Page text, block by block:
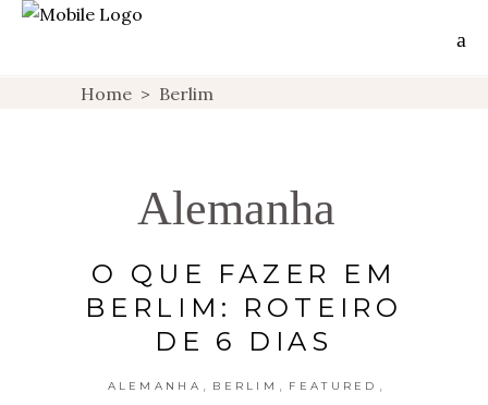
Home > Berlim
Alemanha
O QUE FAZER EM
BERLIM: ROTEIRO
DE 6 DIAS
ALEMANHA BERLIM FEATURED